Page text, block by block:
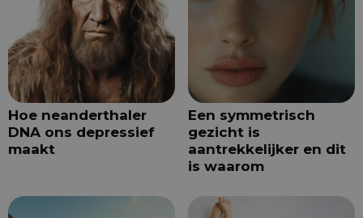
Hoe neanderthaler
DNA ons depressief
maakt
Een symmetrisch
gezicht is
aantrekkelijker en dit
is waarom